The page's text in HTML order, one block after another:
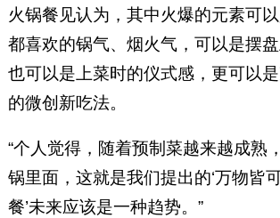
火锅餐见认为，其中火爆的元素可
都喜欢的锅气、烟火气，可以是摆盘
也可以是上菜时的仪式感，更可以
的微创新吃法。
“个人觉得，随着预制菜越来越成熟
锅里面，这就是我们提出的‘万物皆
餐’未来应该是一种趋势。”